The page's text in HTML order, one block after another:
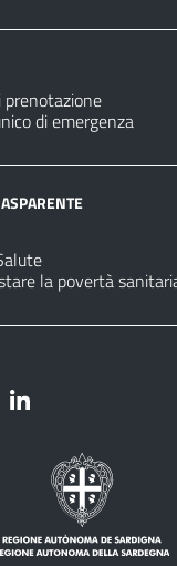
di emergenza
la povertà